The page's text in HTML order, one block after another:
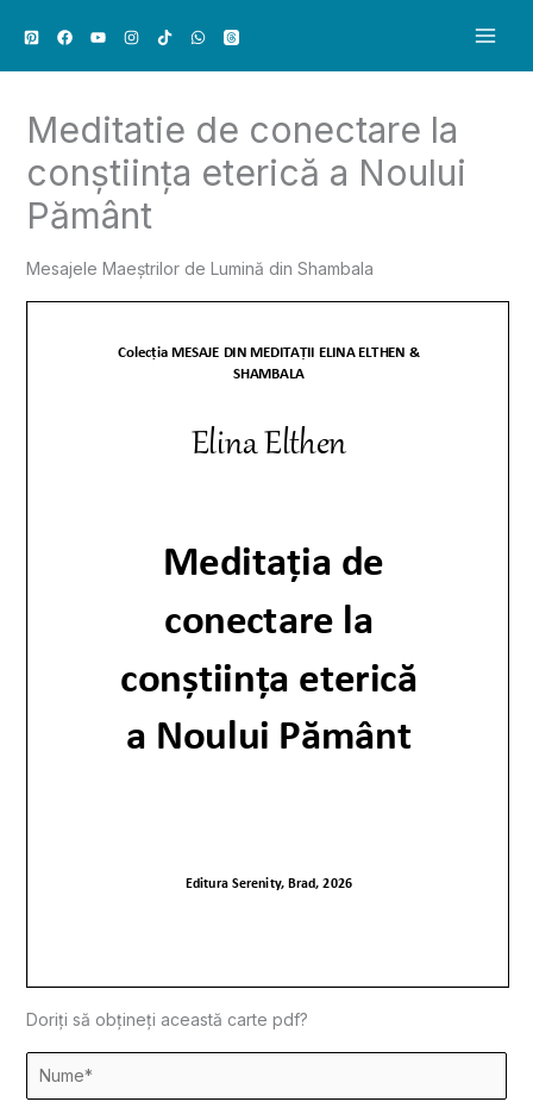
content
Meditatie de conectare la
conștiința eterică a Noului
Pământ
Mesajele Maeștrilor de Lumină din Shambala
Doriți să obțineți această carte pdf?